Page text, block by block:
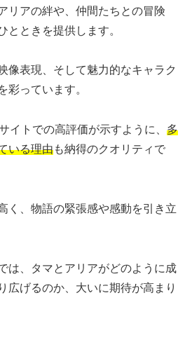
リアの絆や、仲間たちとの冒険
とときを提供します。
像表現、そして魅力的なキャラク
彩っています。
イトでの高評価が示すように、 多
いる理由も納得のクオリティで
く、物語の緊張感や感動を引き立
は、タマとアリアがどのように成
広げるのか、大いに期待が高まり